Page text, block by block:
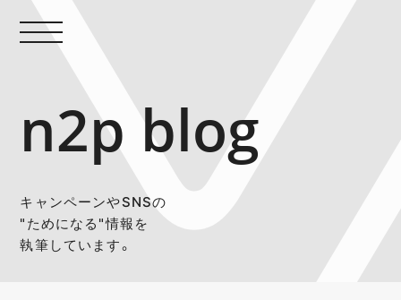
n2p blog
キャンペーンやSNSの
"ためになる"情報を
執筆しています。